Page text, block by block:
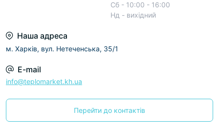
Сб - 10:00 - 16:00
Нд - вихідний
Наша адреса
м. Харків, вул. Нетеченська, 35/1
E-mail
info@teplomarket.kh.ua
Перейти до контактів